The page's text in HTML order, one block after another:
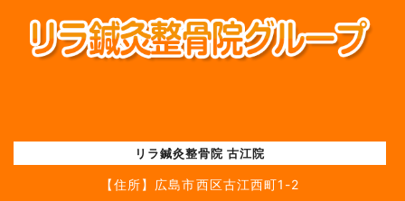
リラ鍼灸整骨院 古江院
【住所】 広島市西区古江西町1-2